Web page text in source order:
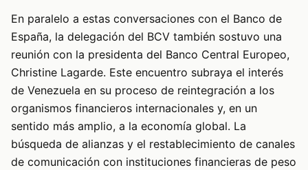
En paralelo a estas conversaciones con el Banco de
España, la delegación del BCV también sostuvo una
reunión con la presidenta del Banco Central Europeo,
Christine Lagarde. Este encuentro subraya el interés
de Venezuela en su proceso de reintegración a los
organismos financieros internacionales y, en un
sentido más amplio, a la economía global. La
búsqueda de alianzas y el restablecimiento de canales
de comunicación con instituciones financieras de peso